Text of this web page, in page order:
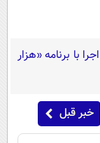
پس از ۳ دهه به اجرا با برنامه «هزار
خبر قبل